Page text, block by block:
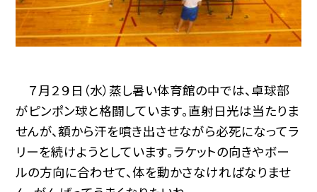
７月２９日（水）蒸し暑い体育館の中では、卓球部
がピンポン球と格闘しています。直射日光は当たりま
せんが、額から汗を噴き出させながら必死になってラ
リーを続けようとしています。ラケットの向きやボー
ルの方向に合わせて、体を動かさなければなりませ